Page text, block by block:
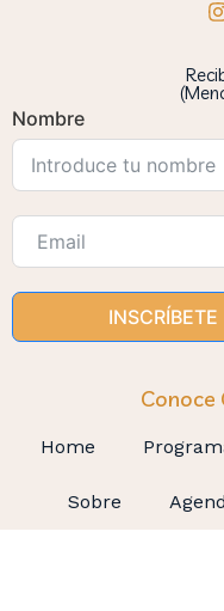
Nombre
INSCRÍBETE
Home
Sobre